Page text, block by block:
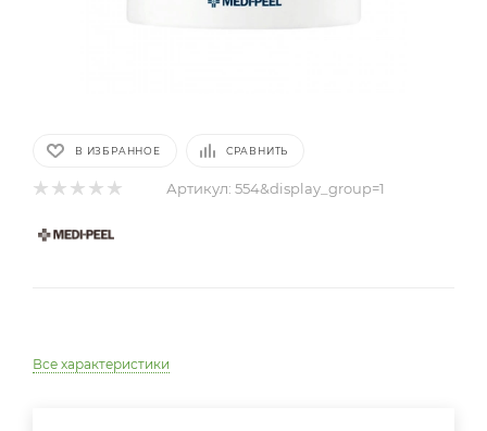
В ИЗБРАННОЕ СРАВНИТЬ
Артикул: 554&display_group=1
Все характеристики